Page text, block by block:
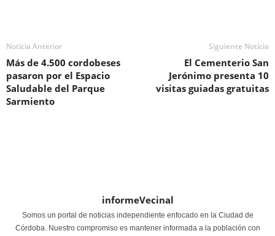
Noticia Anterior
Más de 4.500 cordobeses
pasaron por el Espacio
Saludable del Parque
Sarmiento
Siguiente Noticia
El Cementerio San
Jerónimo presenta 10
visitas guiadas gratuitas
informeVecinal
Somos un portal de noticias independiente enfocado en la Ciudad de
Córdoba. Nuestro compromiso es mantener informada a la población con